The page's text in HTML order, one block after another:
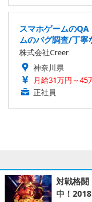
スマホゲームの
ムのバグ調査/丁
株式会社Creer
神奈川県
月給31万円～45
正社員
対戦格闘
中！